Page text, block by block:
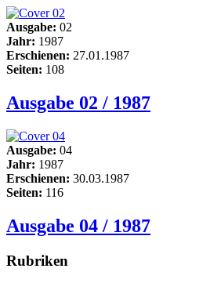
Ausgabe: 02
Jahr: 1987
Erschienen: 27.01.1987
Seiten: 108
Ausgabe 02 / 1987
Ausgabe: 04
Jahr: 1987
Erschienen: 30.03.1987
Seiten: 116
Ausgabe 04 / 1987
Rubriken